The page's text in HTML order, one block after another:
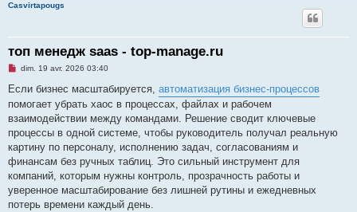
Casvirtapougs
топ менедж saas - top-manage.ru
M
s
a
g
e
n
o
n
l
u
dim. 19 avr. 2026 03:40
Если бизнес масштабируется, автоматизация бизнес-процессов
помогает убрать хаос в процессах, файлах и рабочем
взаимодействии между командами. Решение сводит ключевые
процессы в одной системе, чтобы руководитель получал реальную
картину по персоналу, исполнению задач, согласованиям и
финансам без ручных таблиц. Это сильный инструмент для
компаний, которым нужны контроль, прозрачность работы и
уверенное масштабирование без лишней рутины и ежедневных
потерь времени каждый день.